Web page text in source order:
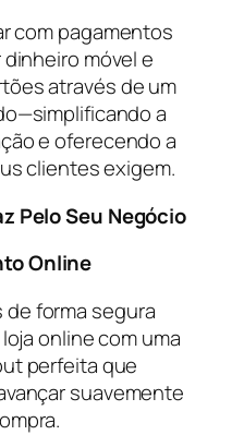
com pagamentos
móvel e
através de um
a
e oferecendo a
clientes exigem.
Pelo Seu Negócio
Online
forma segura
online com uma
perfeita que
suavemente